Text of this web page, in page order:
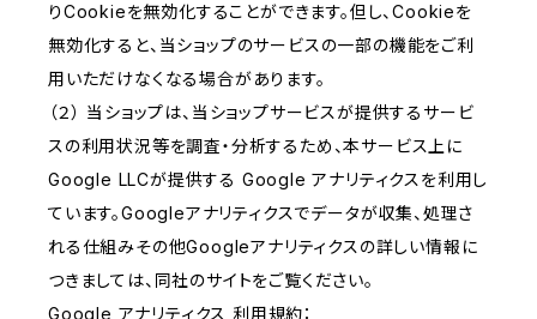
りCookieを無効化することができます。但し、Cookieを
無効化すると、当ショップのサービスの一部の機能をご利
用いただけなくなる場合があります。
（２） 当ショップは、当ショップサービスが提供するサービ
スの利用状況等を調査・分析するため、本サービス上に
Google LLCが提供する Google アナリティクスを利用し
ています。Googleアナリティクスでデータが収集、処理さ
れる仕組みその他Googleアナリティクスの詳しい情報に
つきましては、同社のサイトをご覧ください。
Google アナリティクス 利用規約：